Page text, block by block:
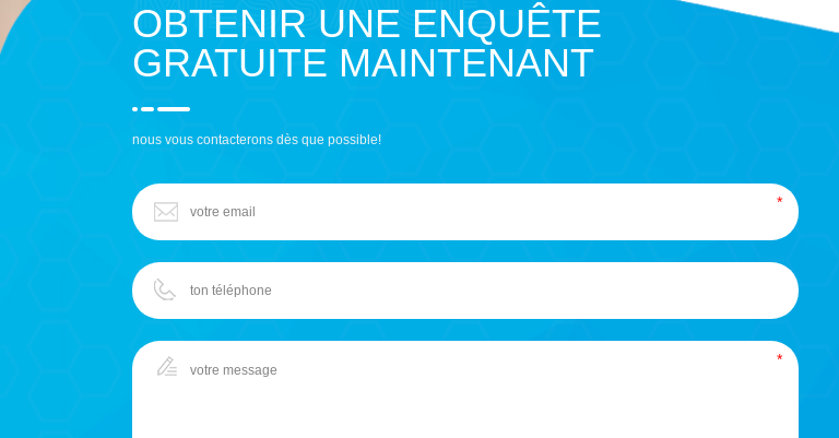
OBTENIR UNE ENQUÊTE
GRATUITE MAINTENANT
nous vous contacterons dès que possible!